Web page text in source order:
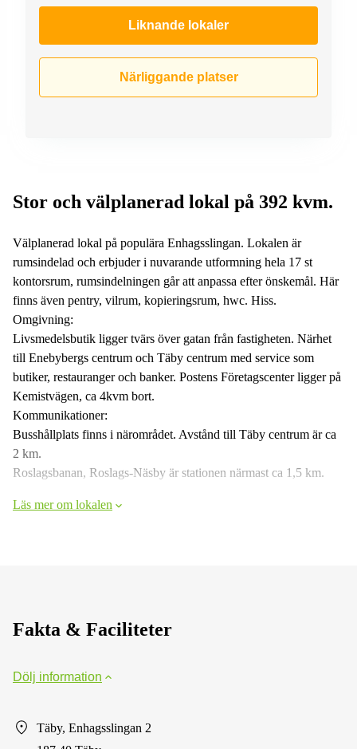
Liknande lokaler
Närliggande platser
Stor och välplanerad lokal på 392 kvm.
Välplanerad lokal på populära Enhagsslingan. Lokalen är
rumsindelad och erbjuder i nuvarande utformning hela 17 st
kontorsrum, rumsindelningen går att anpassa efter önskemål. Här
finns även pentry, vilrum, kopieringsrum, hwc. Hiss.
Omgivning:
Livsmedelsbutik ligger tvärs över gatan från fastigheten. Närhet
till Enebybergs centrum och Täby centrum med service som
butiker, restauranger och banker. Postens Företagscenter ligger på
Kemistvägen, ca 4kvm bort.
Kommunikationer:
Busshållplats finns i närområdet. Avstånd till Täby centrum är ca
2 km.
Roslagsbanan, Roslags-Näsby är stationen närmast ca 1,5 km.
Läs mer om lokalen
Fakta & Faciliteter
Dölj information
Täby, Enhagsslingan 2